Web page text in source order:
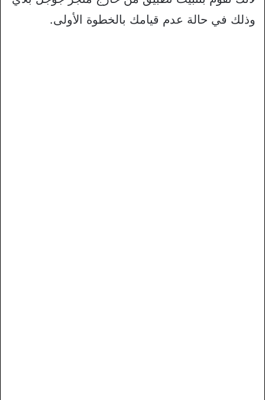
وذلك في حالة عدم قيامك بالخطوة الأولى.